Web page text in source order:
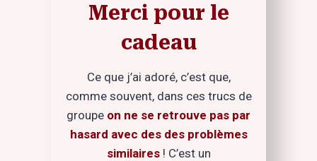
Merci pour le
cadeau
Ce que j’ai adoré, c’est que,
comme souvent, dans ces trucs de
groupe on ne se retrouve pas par
hasard avec des des problèmes
similaires! C’est un